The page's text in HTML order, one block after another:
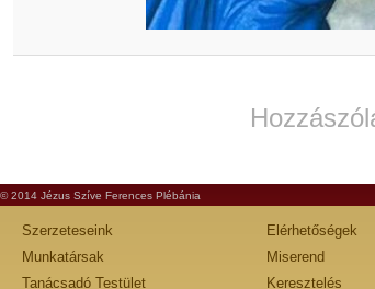
© 2014 Jézus Szíve Ferences Plébánia
Szerzeteseink
Munkatársak
Tanácsadó Testület
Elérhetőségek
Miserend
Keresztelés